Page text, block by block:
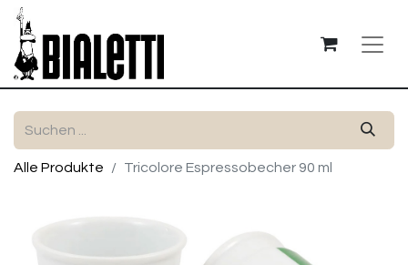
Alle Produkte Tricolore Espressobecher 90 ml